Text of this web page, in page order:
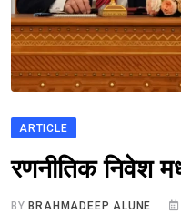
ARTICLE
रणनीतिक निवेश
BY BRAHMADEEP ALUNE